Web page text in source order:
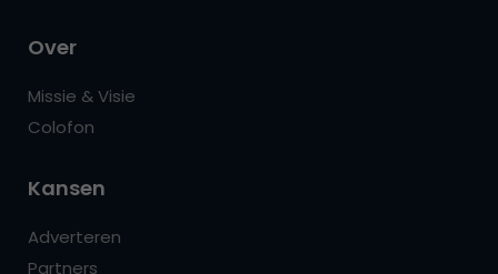
Over
Missie & Visie
Colofon
Kansen
Adverteren
Partners